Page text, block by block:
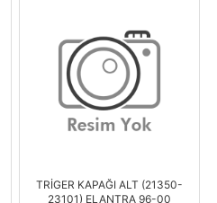
TRİGER KAPAĞI ALT (21350-
23101) ELANTRA 96-00